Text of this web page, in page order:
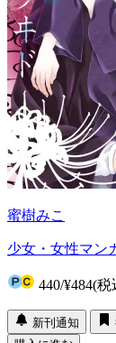
蜜樹みこ
少女・女性マン
440/¥484(税
新刊通知